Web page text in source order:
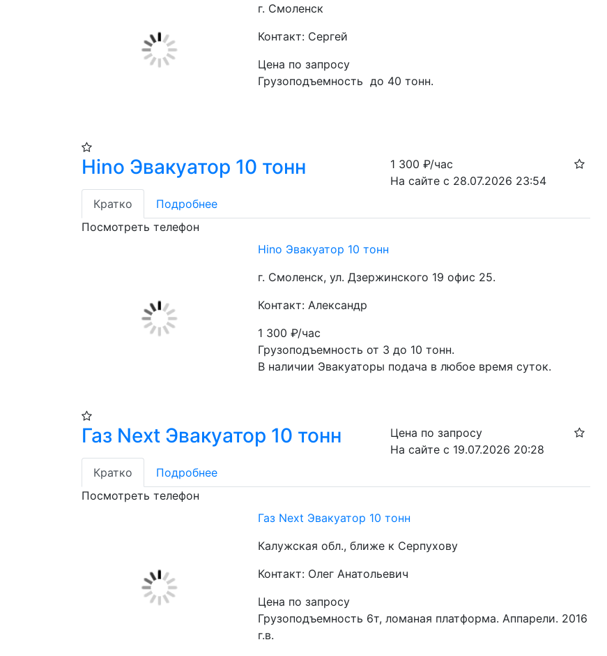
г. Смоленск
Контакт: Сергей
Цена по запросу
Грузоподъемность  до 40 тонн.
Hino Эвакуатор 10 тонн 1 300₽/час
На сайте с 28.07.2026 23:54
Кратко
Подробнее
Посмотреть телефон
Hino Эвакуатор 10 тонн
г. Смоленск, ул. Дзержинского 19 офис 25.
Контакт: Александр
1 300₽/час
Грузоподъемность от 3 до 10 тонн.
В наличии Эвакуаторы подача в любое время суток.
Газ Next Эвакуатор 10 тонн
Цена по запросу
На сайте с 19.07.2026 20:28
Кратко
Подробнее
Посмотреть телефон
Газ Next Эвакуатор 10 тонн
Калужская обл., ближе к Серпухову
Контакт: Олег Анатольевич
Цена по запросу
Грузоподъемность 6т, ломаная платформа. Аппарели. 2016
г.в.